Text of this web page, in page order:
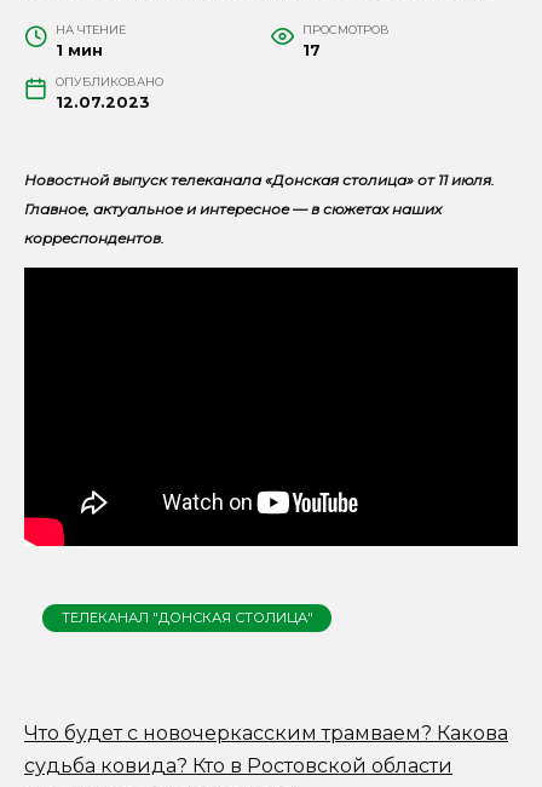
НА ЧТЕНИЕ
1 мин
ПРОСМОТРОВ
17
ОПУБЛИКОВАНО
12.07.2023
Новостной выпуск телеканала «Донская столица» от 11 июля.
Главное, актуальное и интересное — в сюжетах наших
корреспондентов.
ТЕЛЕКАНАЛ "ДОНСКАЯ СТОЛИЦА"
Что будет с новочеркасским трамваем? Какова
судьба ковида? Кто в Ростовской области